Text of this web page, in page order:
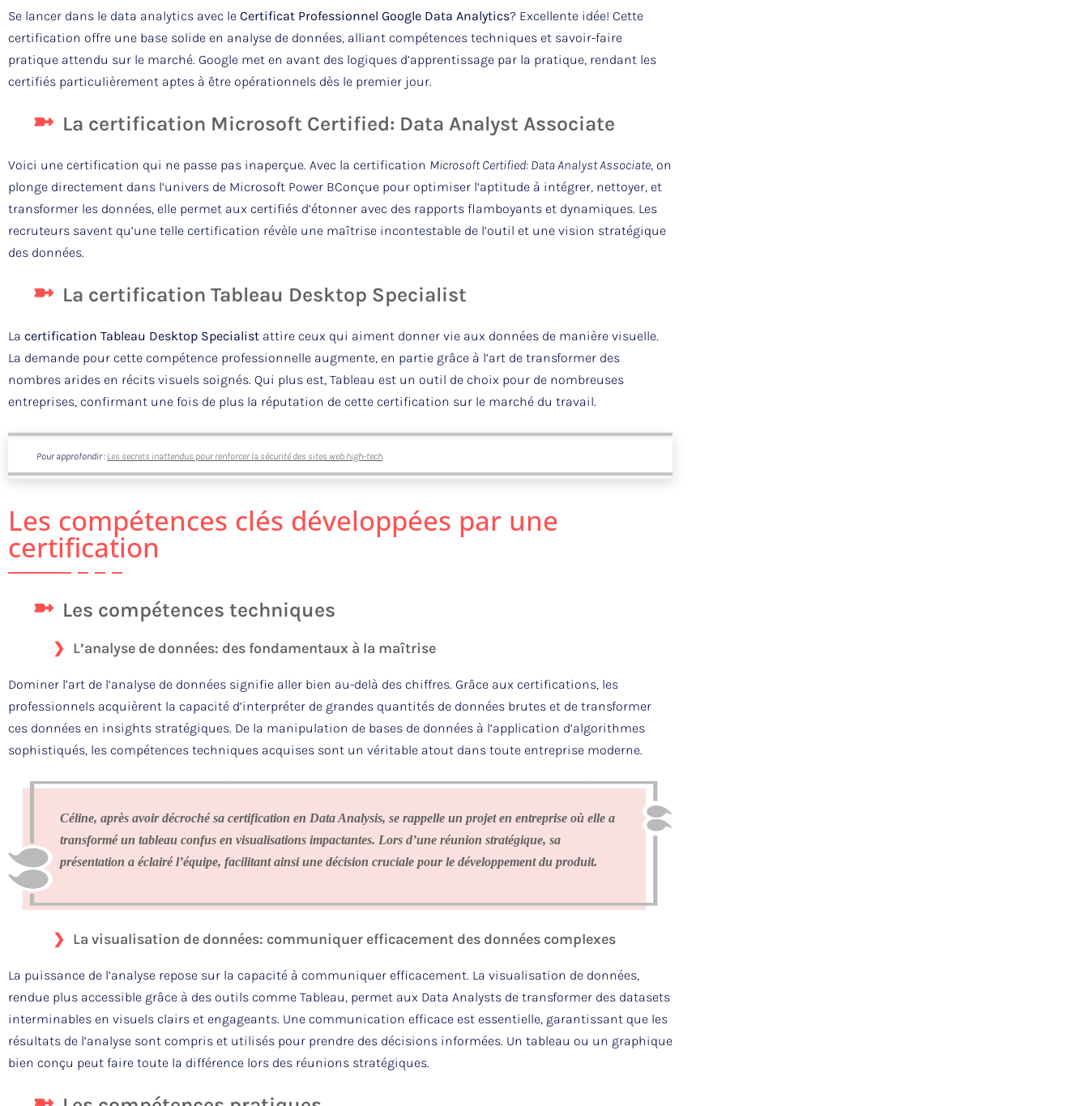
Se lancer dans le data analytics avec le Certificat Professionnel Google Data Analytics? Excellente idée! Cette
certification offre une base solide en analyse de données, alliant compétences techniques et savoir-faire
pratique attendu sur le marché. Google met en avant des logiques d’apprentissage par la pratique, rendant les
certifiés particulièrement aptes à être opérationnels dès le premier jour.
La certification Microsoft Certified: Data Analyst Associate
Voici une certification qui ne passe pas inaperçue. Avec la certification Microsoft Certified: Data Analyst Associate, on
plonge directement dans l’univers de Microsoft Power BConçue pour optimiser l’aptitude à intégrer, nettoyer, et
transformer les données, elle permet aux certifiés d’étonner avec des rapports flamboyants et dynamiques. Les
recruteurs savent qu’une telle certification révèle une maîtrise incontestable de l’outil et une vision stratégique
des données.
La certification Tableau Desktop Specialist
La certification Tableau Desktop Specialist attire ceux qui aiment donner vie aux données de manière visuelle.
La demande pour cette compétence professionnelle augmente, en partie grâce à l’art de transformer des
nombres arides en récits visuels soignés. Qui plus est, Tableau est un outil de choix pour de nombreuses
entreprises, confirmant une fois de plus la réputation de cette certification sur le marché du travail.
Pour approfondir : Les secrets inattendus pour renforcer la sécurité des sites web high-tech
Les compétences clés développées par une
certification
Les compétences techniques
L’analyse de données: des fondamentaux à la maîtrise
Dominer l’art de l’analyse de données signifie aller bien au-delà des chiffres. Grâce aux certifications, les
professionnels acquièrent la capacité d’interpréter de grandes quantités de données brutes et de transformer
ces données en insights stratégiques. De la manipulation de bases de données à l’application d’algorithmes
sophistiqués, les compétences techniques acquises sont un véritable atout dans toute entreprise moderne.
Céline, après avoir décroché sa certification en Data Analysis, se rappelle un projet en entreprise où elle a
transformé un tableau confus en visualisations impactantes. Lors d’une réunion stratégique, sa
présentation a éclairé l’équipe, facilitant ainsi une décision cruciale pour le développement du produit.
La visualisation de données: communiquer efficacement des données complexes
La puissance de l’analyse repose sur la capacité à communiquer efficacement. La visualisation de données,
rendue plus accessible grâce à des outils comme Tableau, permet aux Data Analysts de transformer des datasets
interminables en visuels clairs et engageants. Une communication efficace est essentielle, garantissant que les
résultats de l’analyse sont compris et utilisés pour prendre des décisions informées. Un tableau ou un graphique
bien conçu peut faire toute la différence lors des réunions stratégiques.